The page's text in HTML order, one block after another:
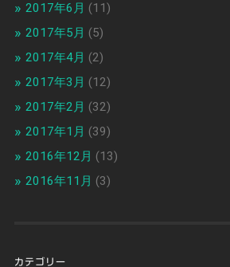
2017年6月 (11)
2017年5月 (5)
2017年4月 (2)
2017年3月 (12)
2017年2月 (32)
2017年1月 (39)
2016年12月 (13)
2016年11月 (3)
カテゴリー